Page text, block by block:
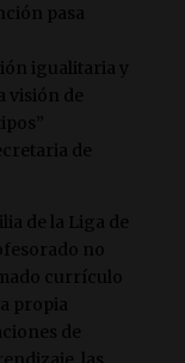
pasa
igualitaria y
visión de
de
de la Liga de
no
currículo
propia
de